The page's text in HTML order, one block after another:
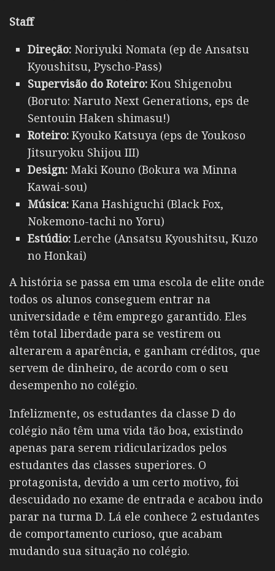
Staff
Direção: Noriyuki Nomata (ep de Ansatsu
Kyoushitsu, Pyscho-Pass)
Supervisão do Roteiro: Kou Shigenobu
(Boruto: Naruto Next Generations, eps de
Sentouin Haken shimasu!)
Roteiro: Kyouko Katsuya (eps de Youkoso
Jitsuryoku Shijou III)
Design: Maki Kouno (Bokura wa Minna
Kawai-sou)
Música: Kana Hashiguchi (Black Fox,
Nokemono-tachi no Yoru)
Estúdio: Lerche (Ansatsu Kyoushitsu, Kuzo
no Honkai)
A história se passa em uma escola de elite onde
todos os alunos conseguem entrar na
universidade e têm emprego garantido. Eles
têm total liberdade para se vestirem ou
alterarem a aparência, e ganham créditos, que
servem de dinheiro, de acordo com o seu
desempenho no colégio.
Infelizmente, os estudantes da classe D do
colégio não têm uma vida tão boa, existindo
apenas para serem ridicularizados pelos
estudantes das classes superiores. O
protagonista, devido a um certo motivo, foi
descuidado no exame de entrada e acabou indo
parar na turma D. Lá ele conhece 2 estudantes
de comportamento curioso, que acabam
mudando sua situação no colégio.